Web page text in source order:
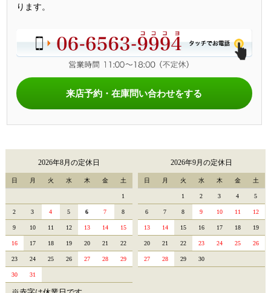
ります。
来店予約・在庫問い合わせをする
2026年8月の定休日
日 月 火 水 木 金 土
1
2 3 4 5 6 7 8
9 10 11 12 13 14 15
16 17 18 19 20 21 22
23 24 25 26 27 28 29
30 31
2026年9月の定休日
日 月 火 水 木 金 土
1 2 3 4 5
6 7 8 9 10 11 12
13 14 15 16 17 18 19
20 21 22 23 24 25 26
27 28 29 30